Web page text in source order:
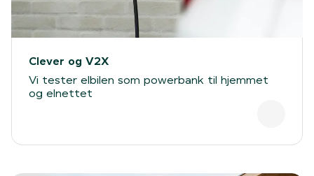
Clever og V2X
Vi tester elbilen som powerbank til hjemmet
og elnettet